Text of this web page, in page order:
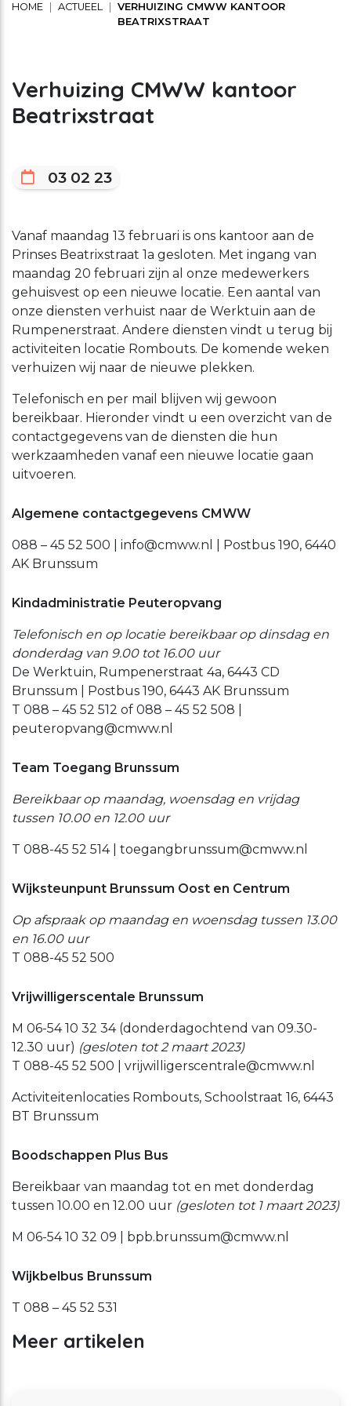
HOME ACTUEEL
VERHUIZING CMWW KANTOOR
BEATRIXSTRAAT
Verhuizing CMWW kantoor
Beatrixstraat
03 02 23
Vanaf maandag 13 februari is ons kantoor aan de
Prinses Beatrixstraat 1a gesloten. Met ingang van
maandag 20 februari zijn al onze medewerkers
gehuisvest op een nieuwe locatie. Een aantal van
onze diensten verhuist naar de Werktuin aan de
Rumpenerstraat. Andere diensten vindt u terug bij
activiteiten locatie Rombouts. De komende weken
verhuizen wij naar de nieuwe plekken.
Telefonisch en per mail blijven wij gewoon
bereikbaar. Hieronder vindt u een overzicht van de
contactgegevens van de diensten die hun
werkzaamheden vanaf een nieuwe locatie gaan
uitvoeren.
Algemene contactgegevens CMWW
088 – 45 52 500 | info@cmww.nl | Postbus 190, 6440
AK Brunssum
Kindadministratie Peuteropvang
Telefonisch en op locatie bereikbaar op dinsdag en
donderdag van 9.00 tot 16.00 uur
De Werktuin, Rumpenerstraat 4a, 6443 CD
Brunssum | Postbus 190, 6443 AK Brunssum
T 088 – 45 52 512 of 088 – 45 52 508 |
peuteropvang@cmww.nl
Team Toegang Brunssum
Bereikbaar op maandag, woensdag en vrijdag
tussen 10.00 en 12.00 uur
T 088-45 52 514 | toegangbrunssum@cmww.nl
Wijksteunpunt Brunssum Oost en Centrum
Op afspraak op maandag en woensdag tussen 13.00
en 16.00 uur
T 088-45 52 500
Vrijwilligerscentale Brunssum
M 06-54 10 32 34 (donderdagochtend van 09.30-
12.30 uur) (gesloten tot 2 maart 2023)
T 088-45 52 500 | vrijwilligerscentrale@cmww.nl
Activiteitenlocaties Rombouts, Schoolstraat 16, 6443
BT Brunssum
Boodschappen Plus Bus
Bereikbaar van maandag tot en met donderdag
tussen 10.00 en 12.00 uur (gesloten tot 1 maart 2023)
M 06-54 10 32 09 | bpb.brunssum@cmww.nl
Wijkbelbus Brunssum
T 088 – 45 52 531
Meer artikelen
Schuldhulpverlening
Vrijwilligerswerk
onderliggende navigatie items
Stage lopen bij CMWW